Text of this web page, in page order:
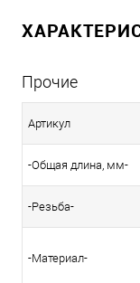
Прочие
Артикул
-Общая длина, мм-
-Резьба-
-Материал-